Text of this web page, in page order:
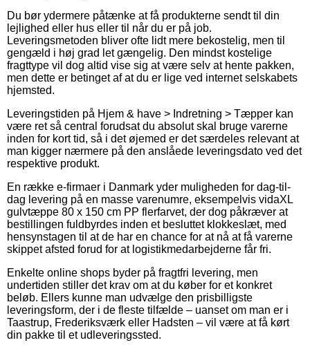
Du bør ydermere påtænke at få produkterne sendt til din
lejlighed eller hus eller til når du er på job.
Leveringsmetoden bliver ofte lidt mere bekostelig, men til
gengæld i høj grad let gængelig. Den mindst kostelige
fragttype vil dog altid vise sig at være selv at hente pakken,
men dette er betinget af at du er lige ved internet selskabets
hjemsted.
Leveringstiden på Hjem & have > Indretning > Tæpper kan
være ret så central forudsat du absolut skal bruge varerne
inden for kort tid, så i det øjemed er det særdeles relevant at
man kigger nærmere på den anslåede leveringsdato ved det
respektive produkt.
En række e-firmaer i Danmark yder muligheden for dag-til-
dag levering på en masse varenumre, eksempelvis vidaXL
gulvtæppe 80 x 150 cm PP flerfarvet, der dog påkræver at
bestillingen fuldbyrdes inden et besluttet klokkeslæt, med
hensynstagen til at de har en chance for at nå at få varerne
skippet afsted forud for at logistikmedarbejderne får fri.
Enkelte online shops byder på fragtfri levering, men
undertiden stiller det krav om at du køber for et konkret
beløb. Ellers kunne man udvælge den prisbilligste
leveringsform, der i de fleste tilfælde – uanset om man er i
Taastrup, Frederiksværk eller Hadsten – vil være at få kørt
din pakke til et udleveringssted.